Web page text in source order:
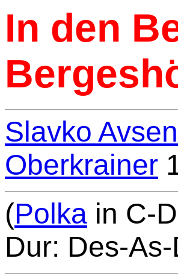
In den
Slavko
Oberkrainer
(Polka in C-
Dur: Des-